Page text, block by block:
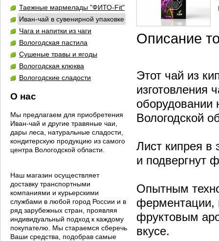
Таежные мармелады "ФИТО-Fit"
Иван-чай в сувенирной упаковке
Чага и напитки из чаги
Вологодская пастила
Сушеные травы и ягоды
Вологодская клюква
Вологодские сладости
О нас
Мы предлагаем для приобретения
Иван-чай и другие травяные чаи,
дары леса, натуральные сладости,
кондитерскую продукцию из самого
центра Вологодской области.
Наш магазин осуществляет
доставку транспортными
компаниями и курьерскими
службами в любой город России и в
ряд зарубежных стран, проявляя
индивидуальный подход к каждому
покупателю. Мы стараемся сберечь
Ваши средства, подобрав самые
Описание
Этот чай из
изготовления
оборудовании
Вологодской
Лист кипрея в
и подвергнут
Опытным
ферментации,
фруктовым
вкусе.